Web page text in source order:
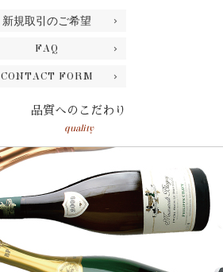
新規取引のご希望
FAQ
CONTACT FORM
品質へのこだわり
quality